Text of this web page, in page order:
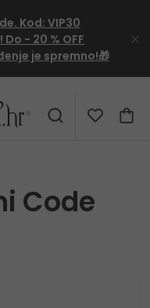
Kod:VIP30
Do - 20 % OFF
je spremno!🎁
Code